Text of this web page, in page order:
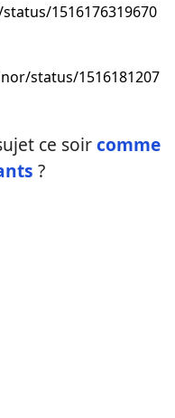
1516176319670
status/1516181207
ce soircomme
?